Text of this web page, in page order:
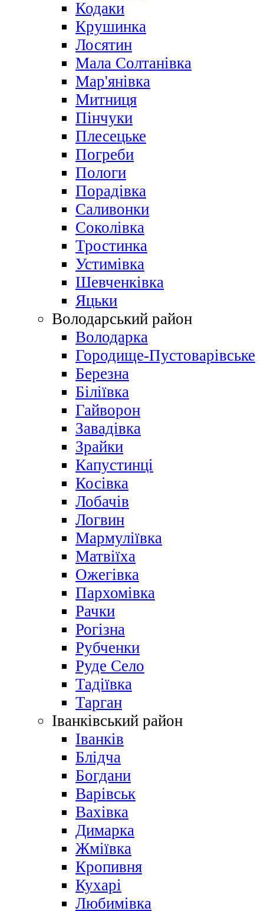
Кодаки
Крушинка
Лосятин
Мала Солтанівка
Мар'янівка
Митниця
Пінчуки
Плесецьке
Погреби
Пологи
Порадівка
Саливонки
Соколівка
Тростинка
Устимівка
Шевченківка
Яцьки
Володарський район
Володарка
Городище-Пустоварівське
Березна
Біліївка
Гайворон
Завадівка
Зрайки
Капустинці
Косівка
Лобачів
Логвин
Мармуліївка
Матвіїха
Ожегівка
Пархомівка
Рачки
Рогізна
Рубченки
Руде Село
Тадіївка
Тарган
Іванківський район
Іванків
Блідча
Богдани
Варівськ
Вахівка
Димарка
Жміївка
Кропивня
Кухарі
Любимівка